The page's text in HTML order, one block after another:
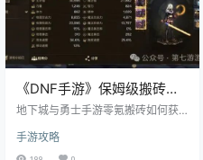
《DNF手游》保姆级搬砖攻
略，平民0氪怎么小号养大号
地下城与勇士手游零氪搬砖如何获
今天第七游游戏搬砖就为大家带来
一篇DNF手游平民0氪保姆级搬砖攻
手游攻略